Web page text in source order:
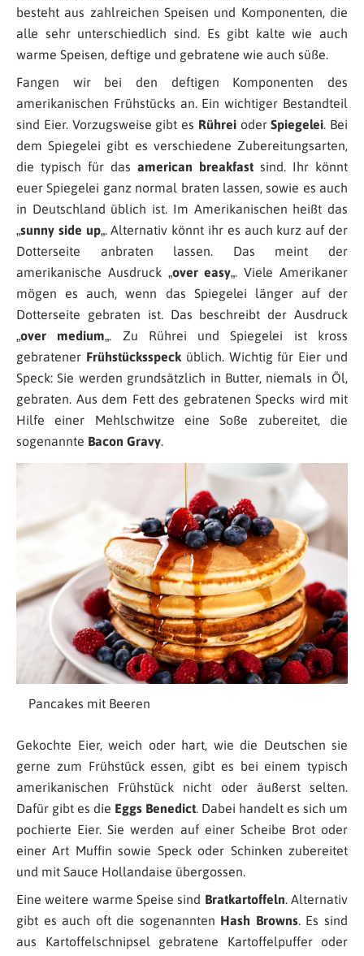
besteht aus zahlreichen Speisen und Komponenten, die
alle sehr unterschiedlich sind. Es gibt kalte wie auch
warme Speisen, deftige und gebratene wie auch süße.
Fangen wir bei den deftigen Komponenten des
amerikanischen Frühstücks an. Ein wichtiger Bestandteil
sind Eier. Vorzugsweise gibt es RühreioderSpiegelei. Bei
dem Spiegelei gibt es verschiedene Zubereitungsarten,
die typisch für das american breakfast sind. Ihr könnt
euer Spiegelei ganz normal braten lassen, sowie es auch
in Deutschland üblich ist. Im Amerikanischen heißt das
„sunny side up„. Alternativ könnt ihr es auch kurz auf der
Dotterseite anbraten lassen. Das meint der
amerikanische Ausdruck „over easy„. Viele Amerikaner
mögen es auch, wenn das Spiegelei länger auf der
Dotterseite gebraten ist. Das beschreibt der Ausdruck
„over medium„. Zu Rührei und Spiegelei ist kross
gebratener Frühstücksspecküblich. Wichtig für Eier und
Speck: Sie werden grundsätzlich in Butter, niemals in Öl,
gebraten. Aus dem Fett des gebratenen Specks wird mit
Hilfe einer Mehlschwitze eine Soße zubereitet, die
sogenannte Bacon Gravy.
Pancakes mit Beeren
Gekochte Eier, weich oder hart, wie die Deutschen sie
gerne zum Frühstück essen, gibt es bei einem typisch
amerikanischen Frühstück nicht oder äußerst selten.
Dafür gibt es die Eggs Benedict. Dabei handelt es sich um
pochierte Eier. Sie werden auf einer Scheibe Brot oder
einer Art Muffin sowie Speck oder Schinken zubereitet
und mit Sauce Hollandaise übergossen.
Eine weitere warme Speise sind Bratkartoffeln. Alternativ
gibt es auch oft die sogenannten Hash Browns. Es sind
aus Kartoffelschnipsel gebratene Kartoffelpuffer oder